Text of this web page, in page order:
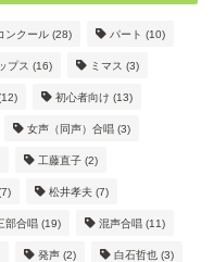
ンクール (28) パート (10)
プス (16) ミマス (3)
初心者向け (13)
女声（同声）合唱 (3)
工藤直子 (2)
松井孝夫 (7)
部合唱 (19) 混声合唱 (11)
発声 (2) 白石哲也 (3)